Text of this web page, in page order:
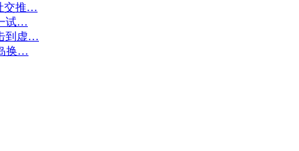
交推…
试…
到虚…
换…